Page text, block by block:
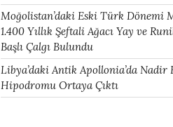
Moğolistan’daki Eski Türk Dönemi
1.400 Yıllık Şeftali Ağacı Yay ve
Başlı Çalgı Bulundu
Libya’daki Antik Apollonia’da Nadir
Hipodromu Ortaya Çıktı